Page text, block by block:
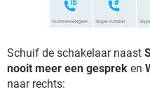
Schuif de schakelaar naast
nooit meer een gesprek en
naar rechts: